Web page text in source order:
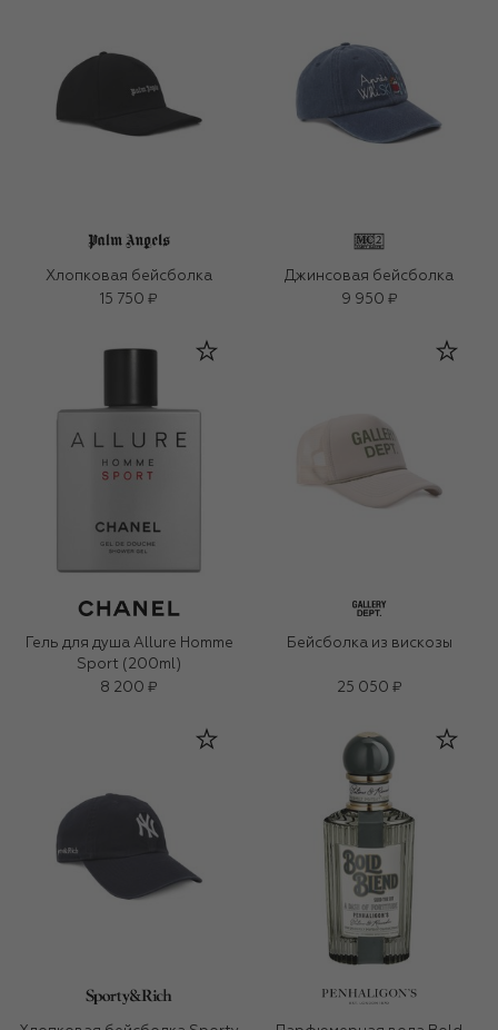
Хлопковая бейсболка
15 750 ₽
Джинсовая бейсболка
9 950 ₽
Гель для душа Allure Homme
Sport (200ml)
8 200 ₽
Бейсболка из вискозы
25 050 ₽